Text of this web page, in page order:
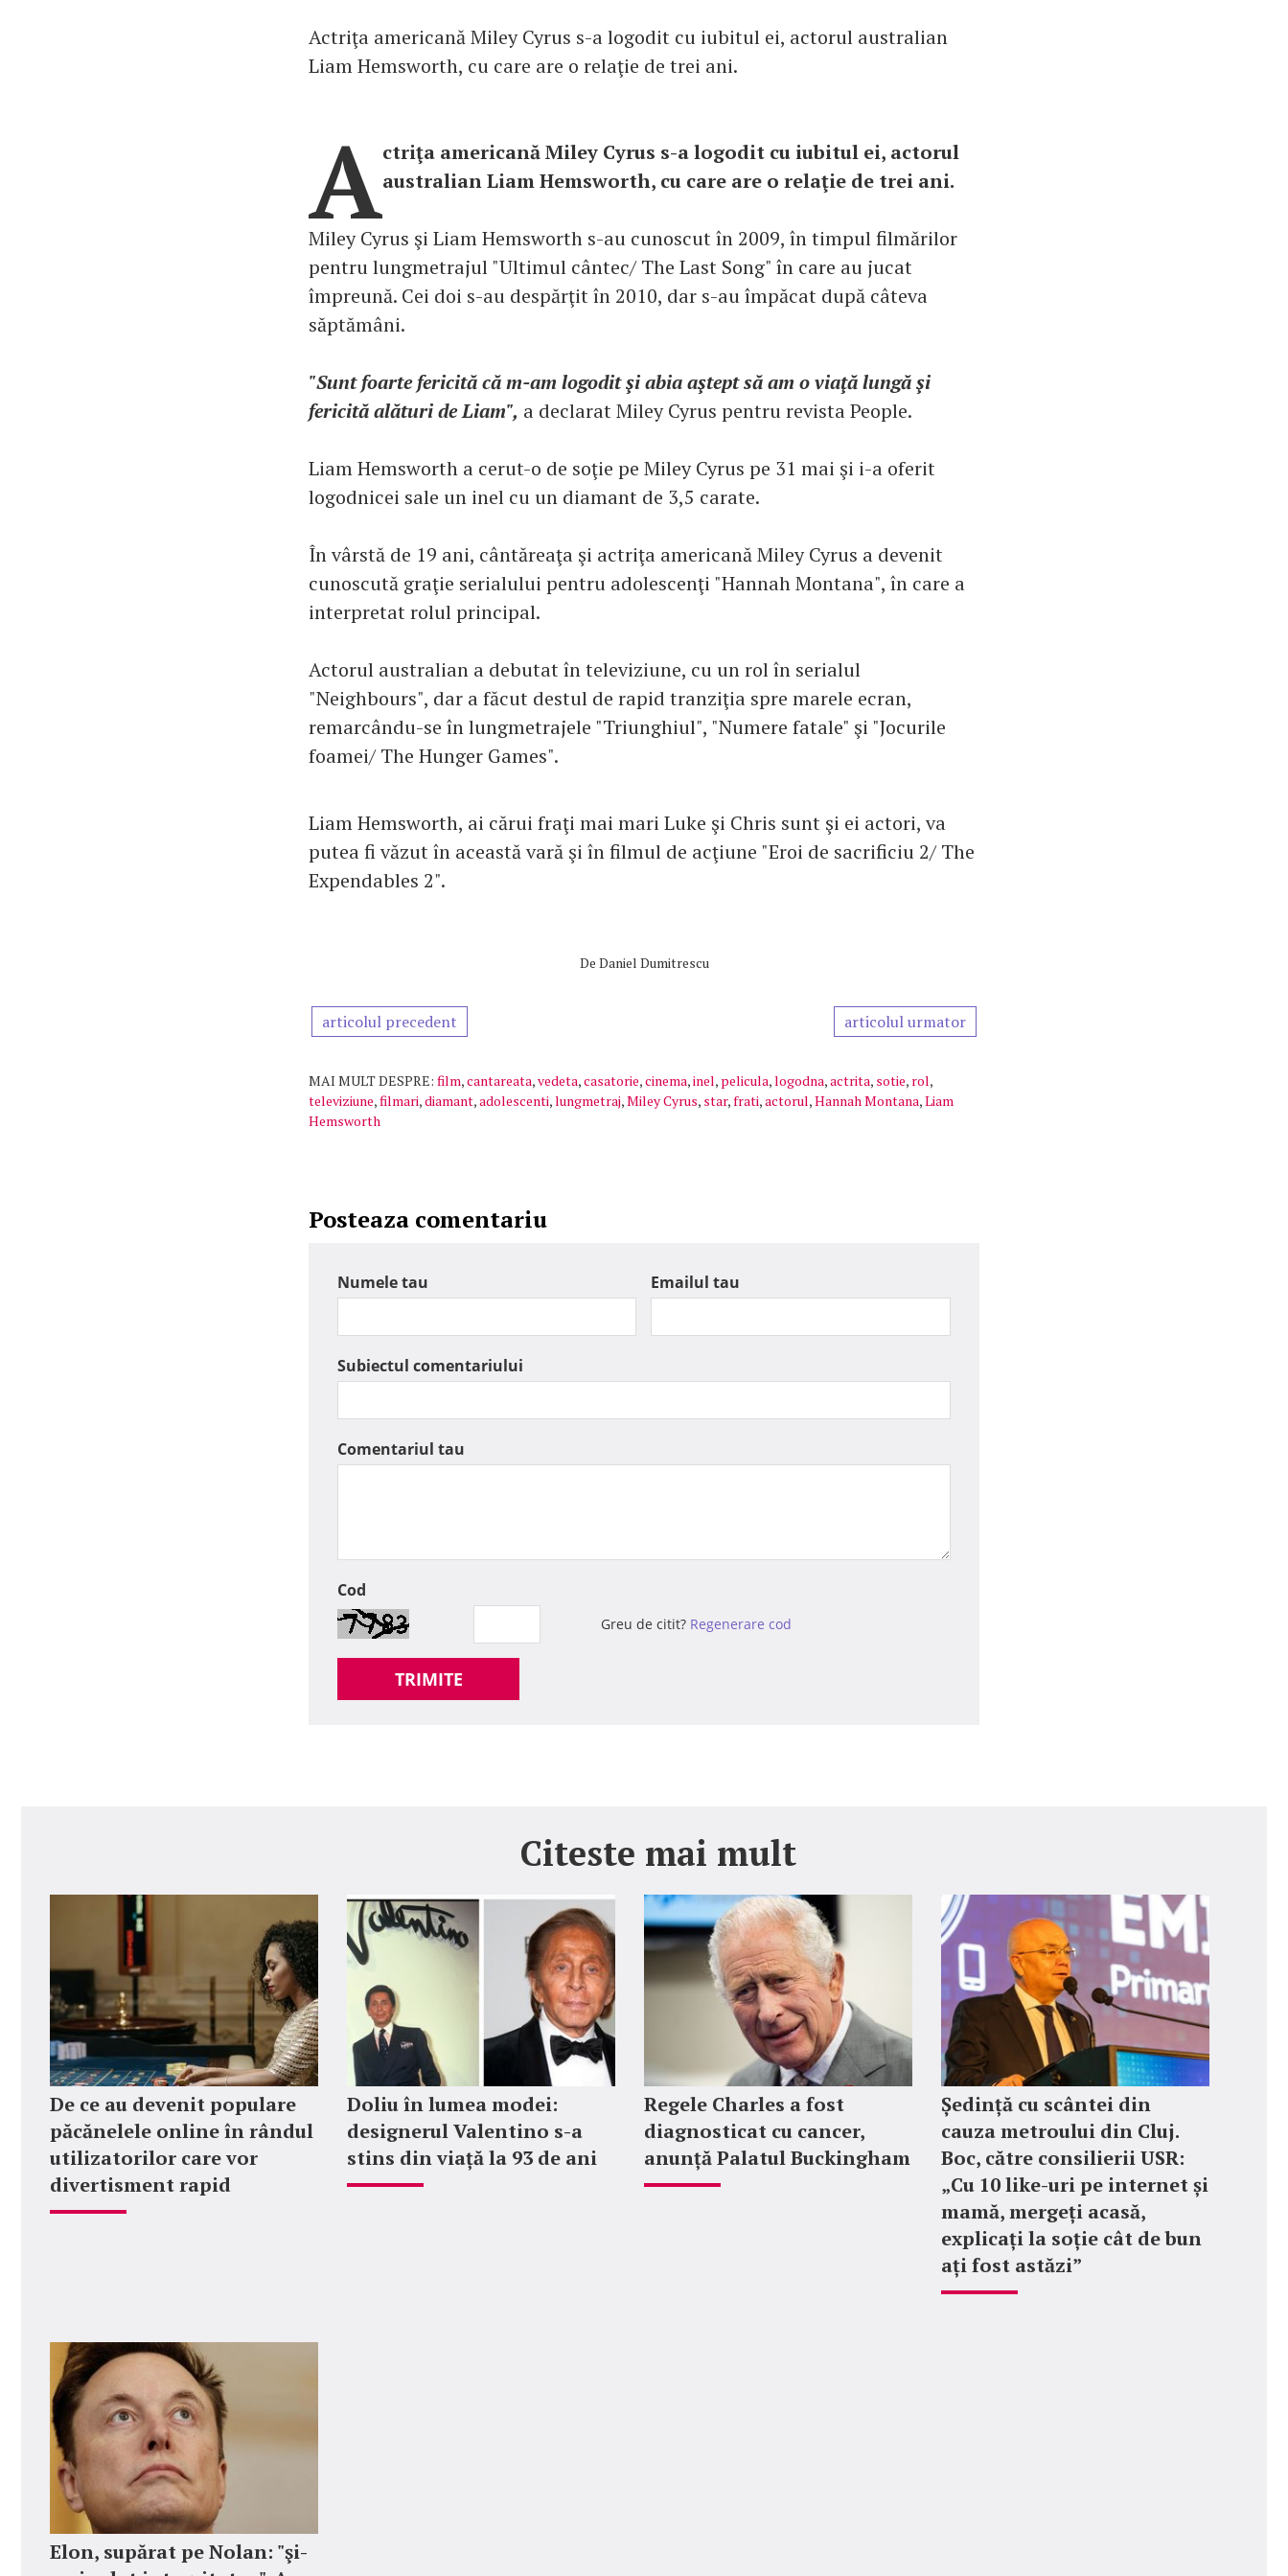
Actriţa americană Miley Cyrus s-a logodit cu iubitul ei, actorul australian
Liam Hemsworth, cu care are o relaţie de trei ani.
Actriţa americană Miley Cyrus s-a logodit cu iubitul ei, actorul
australian Liam Hemsworth, cu care are o relaţie de trei ani.
Miley Cyrus şi Liam Hemsworth s-au cunoscut în 2009, în timpul filmărilor
pentru lungmetrajul "Ultimul cântec/ The Last Song" în care au jucat
împreună. Cei doi s-au despărţit în 2010, dar s-au împăcat după câteva
săptămâni.
"Sunt foarte fericită că m-am logodit şi abia aştept să am o viaţă lungă şi
fericită alături de Liam", a declarat Miley Cyrus pentru revista People.
Liam Hemsworth a cerut-o de soţie pe Miley Cyrus pe 31 mai şi i-a oferit
logodnicei sale un inel cu un diamant de 3,5 carate.
În vârstă de 19 ani, cântăreaţa şi actriţa americană Miley Cyrus a devenit
cunoscută graţie serialului pentru adolescenţi "Hannah Montana", în care a
interpretat rolul principal.
Actorul australian a debutat în televiziune, cu un rol în serialul
"Neighbours", dar a făcut destul de rapid tranziţia spre marele ecran,
remarcându-se în lungmetrajele "Triunghiul", "Numere fatale" şi "Jocurile
foamei/ The Hunger Games".
Liam Hemsworth, ai cărui fraţi mai mari Luke şi Chris sunt şi ei actori, va
putea fi văzut în această vară şi în filmul de acţiune "Eroi de sacrificiu 2/ The
Expendables 2".
De Daniel Dumitrescu
articolul precedent articolul urmator
MAI MULT DESPRE: film,cantareata,vedeta,casatorie,cinema,inel, pelicula,logodna,actrita, sotie, rol,
televiziune,filmari,diamant,adolescenti,lungmetraj,Miley Cyrus, star,frati,actorul,Hannah Montana,Liam
Hemsworth
Posteaza comentariu
Numele tau Emailul tau
Subiectul comentariului
Comentariul tau
Cod
Greu de citit? Regenerare cod
TRIMITE
Citeste mai mult
De ce au devenit populare
păcănelele online în rândul
utilizatorilor care vor
divertisment rapid
Doliu în lumea modei:
designerul Valentino s-a
stins din viață la 93 de ani
Regele Charles a fost
diagnosticat cu cancer,
anunță Palatul Buckingham
Ședință cu scântei din
cauza metroului din Cluj.
Boc, către consilierii USR:
„Cu 10 like-uri pe internet și
mamă, mergeți acasă,
explicați la soție cât de bun
ați fost astăzi”
Elon, supărat pe Nolan: "şi-